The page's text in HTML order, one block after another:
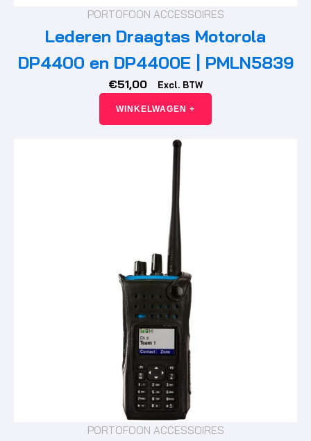
PORTOFOON ACCESSOIRES
Lederen Draagtas Motorola
DP4400 en DP4400E | PMLN5839
€51,00 Excl. BTW
WINKELWAGEN +
PORTOFOON ACCESSOIRES